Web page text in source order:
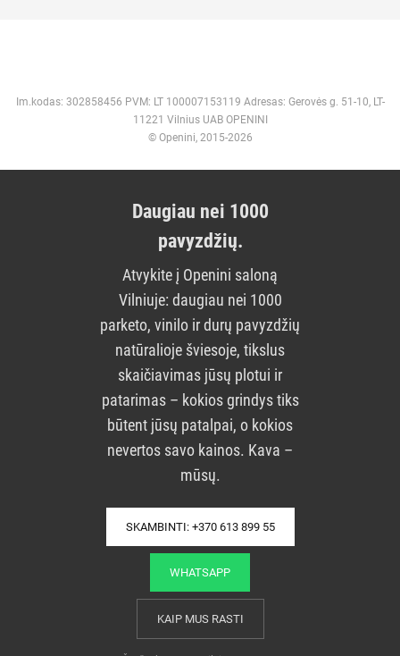
Im.kodas: 302858456 PVM: LT 100007153119 Adresas: Gerovės g. 51-10, LT-
11221 Vilnius UAB OPENINI
© Openini, 2015-2026
Daugiau nei 1000
pavyzdžių.
Atvykite į Openini saloną
Vilniuje: daugiau nei 1000
parketo, vinilo ir durų pavyzdžių
natūralioje šviesoje, tikslus
skaičiavimas jūsų plotui ir
patarimas – kokios grindys tiks
būtent jūsų patalpai, o kokios
nevertos savo kainos. Kava –
mūsų.
SKAMBINTI: +370 613 899 55
WHATSAPP
KAIP MUS RASTI